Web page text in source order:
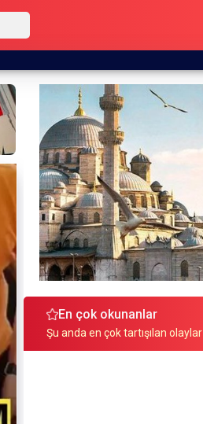
En çok okunanlar
Şu anda en çok tartışılan olaylar